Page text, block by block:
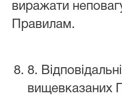
виражати
Правилам.
8.
вищевказаних